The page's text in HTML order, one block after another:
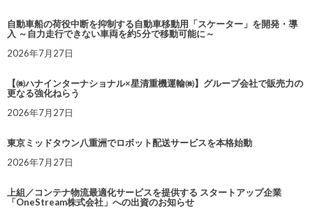
自動車船の荷役中断を抑制する自動車移動用「スケーター」を開発・導
入 ～自力走行できない車両を約5分で移動可能に～
2026年7月27日
【㈱ハナインターナショナル×星清重機運輸㈱】グループ会社で販売力の
更なる強化ねらう
2026年7月27日
東京ミッドタウン八重洲でロボット配送サービスを本格始動
2026年7月27日
上組／コンテナ物流最適化サービスを提供する スタートアップ企業
「OneStream株式会社」への出資のお知らせ